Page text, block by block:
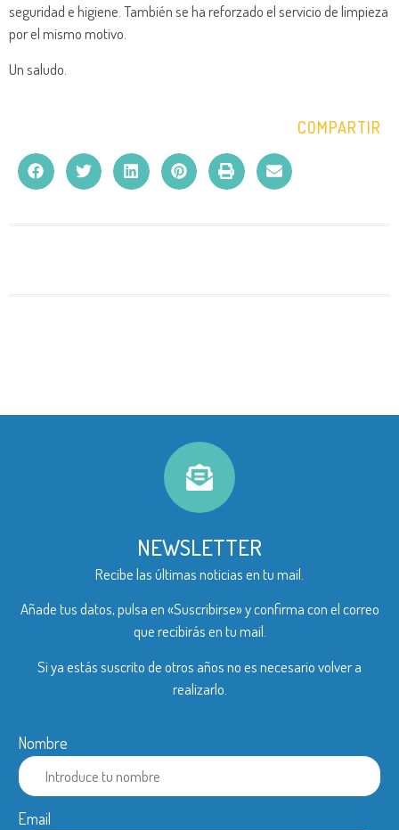
seguridad e higiene. También se ha reforzado el servicio de limpieza
por el mismo motivo.
Un saludo.
COMPARTIR
NEWSLETTER
Recibe las últimas noticias en tu mail.
Añade tus datos, pulsa en «Suscribirse» y confirma con el correo
que recibirás en tu mail.
Si ya estás suscrito de otros años no es necesario volver a
realizarlo.
Nombre
Email